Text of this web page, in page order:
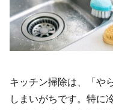
キッチン掃除は、「や
しまいがちです。特に